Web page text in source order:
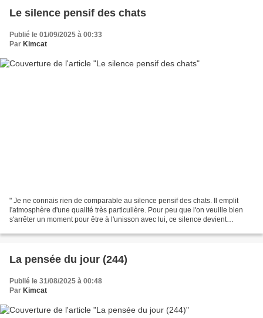
Le silence pensif des chats
Publié le 01/09/2025 à 00:33
Par Kimcat
" Je ne connais rien de comparable au silence pensif des chats. Il emplit
l'atmosphère d'une qualité très particulière. Pour peu que l'on veuille bien
s'arrêter un moment pour être à l'unisson avec lui, ce silence devient
La pensée du jour (244)
Publié le 31/08/2025 à 00:48
Par Kimcat